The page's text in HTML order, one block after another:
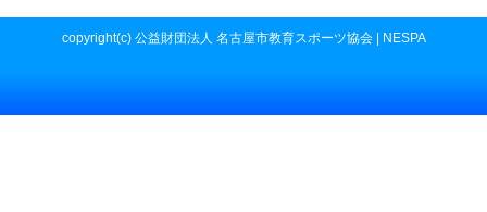
copyright(c) 公益財団法人 名古屋市教育スポーツ協会 | NESPA